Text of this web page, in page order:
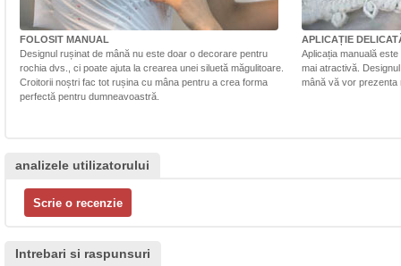
FOLOSIT MANUAL
Designul rușinat de mână nu este doar o decorare pentru
rochia dvs., ci poate ajuta la crearea unei siluetă măgulitoare.
Croitorii noștri fac tot rușina cu mâna pentru a crea forma
perfectă pentru dumneavoastră.
APLICAȚIE
Aplicația manuală
mai atractivă.
mână vă vor prezenta
analizele utilizatorului
Intrebari si raspunsuri